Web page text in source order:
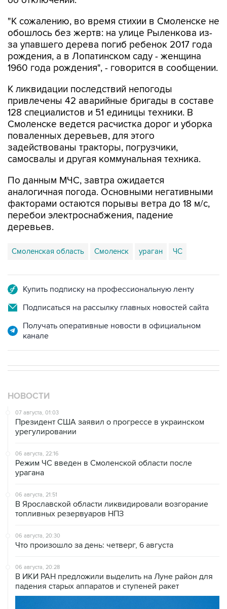
"К сожалению, во время стихии в Смоленске не
обошлось без жертв: на улице Рыленкова из-
за упавшего дерева погиб ребенок 2017 года
рождения, а в Лопатинском саду - женщина
1960 года рождения", - говорится в сообщении.
К ликвидации последствий непогоды
привлечены 42 аварийные бригады в составе
128 специалистов и 51 единицы техники. В
Смоленске ведется расчистка дорог и уборка
поваленных деревьев, для этого
задействованы тракторы, погрузчики,
самосвалы и другая коммунальная техника.
По данным МЧС, завтра ожидается
аналогичная погода. Основными негативными
факторами остаются порывы ветра до 18 м/с,
перебои электроснабжения, падение
деревьев.
Смоленская область Смоленск ураган ЧС
Купить подписку на профессиональную ленту
Подписаться на рассылку главных новостей сайта
Получать оперативные новости в официальном
канале
НОВОСТИ
07 августа, 01:03
Президент США заявил о прогрессе в украинском
урегулировании
06 августа, 22:16
Режим ЧС введен в Смоленской области после
урагана
06 августа, 21:51
В Ярославской области ликвидировали возгорание
топливных резервуаров НПЗ
06 августа, 20:30
Что произошло за день: четверг, 6 августа
06 августа, 20:28
В ИКИ РАН предложили выделить на Луне район для
падения старых аппаратов и ступеней ракет